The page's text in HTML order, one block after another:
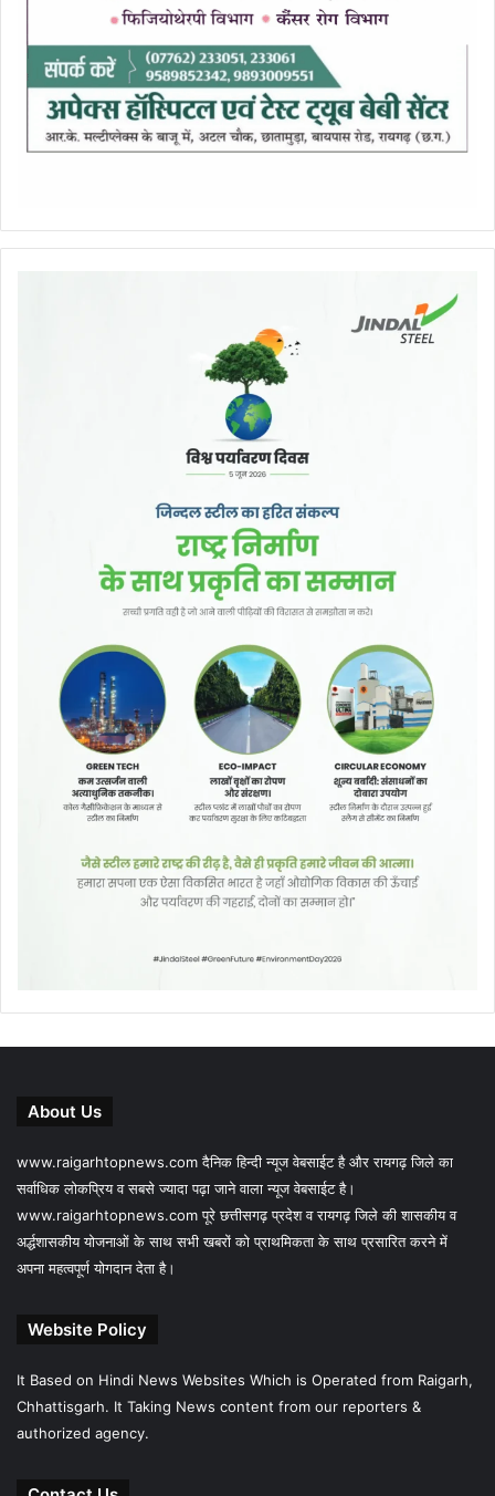
About Us
www.raigarhtopnews.com दैनिक हिन्दी न्यूज वेबसाईट है और रायगढ़ जिले का
सर्वाधिक लोकप्रिय व सबसे ज्यादा पढ़ा जाने वाला न्यूज वेबसाईट है।
www.raigarhtopnews.com पूरे छत्तीसगढ़ प्रदेश व रायगढ़ जिले की शासकीय व
अर्द्धशासकीय योजनाओं के साथ सभी खबरों को प्राथमिकता के साथ प्रसारित करने में
अपना महत्वपूर्ण योगदान देता है।
Website Policy
It Based on Hindi News Websites Which is Operated from Raigarh,
Chhattisgarh. It Taking News content from our reporters &
authorized agency.